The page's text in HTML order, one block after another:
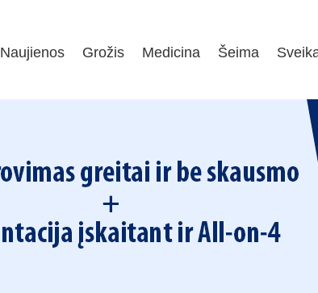
Naujienos Grožis Medicina Šeima